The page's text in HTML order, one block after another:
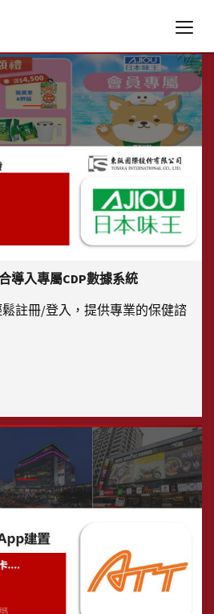
導入專屬CDP數據系統
註冊/登入，提供專業的保健諮